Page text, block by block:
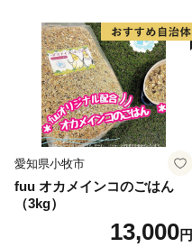
愛知県小牧市
fuu オカメインコのごはん
（3kg）
13,000円